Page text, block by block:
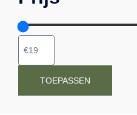
TOEPASSEN